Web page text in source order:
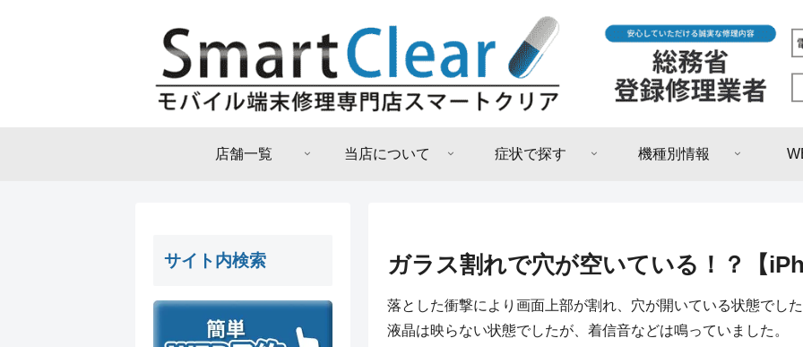
店舗一覧 当店について 症状で探す 機種別情報
ガラス割れで穴が空いている！？【
落とした衝撃により画面上部が割れ、穴が開いている状態でし
液晶は映らない状態でしたが、着信音などは鳴っていました。
サイト内検索